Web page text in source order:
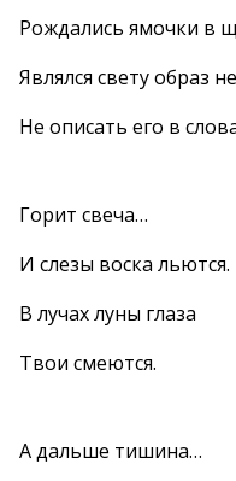
Рождались ямочки в
Являлся свету образ
Не описать его в
Горит свеча…
И слезы воска льются.
В лучах луны глаза
Твои смеются.
А дальше тишина…